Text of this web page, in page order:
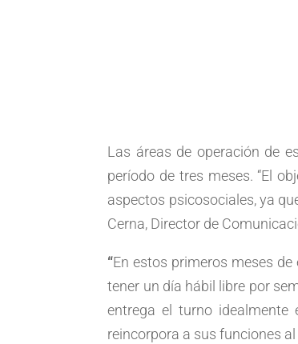
Las áreas de operación de
período de tres meses. “El
aspectos psicosociales, ya
Cerna, Director de
“En estos primeros meses
tener un día hábil libre por
entrega el turno
reincorpora a sus funciones